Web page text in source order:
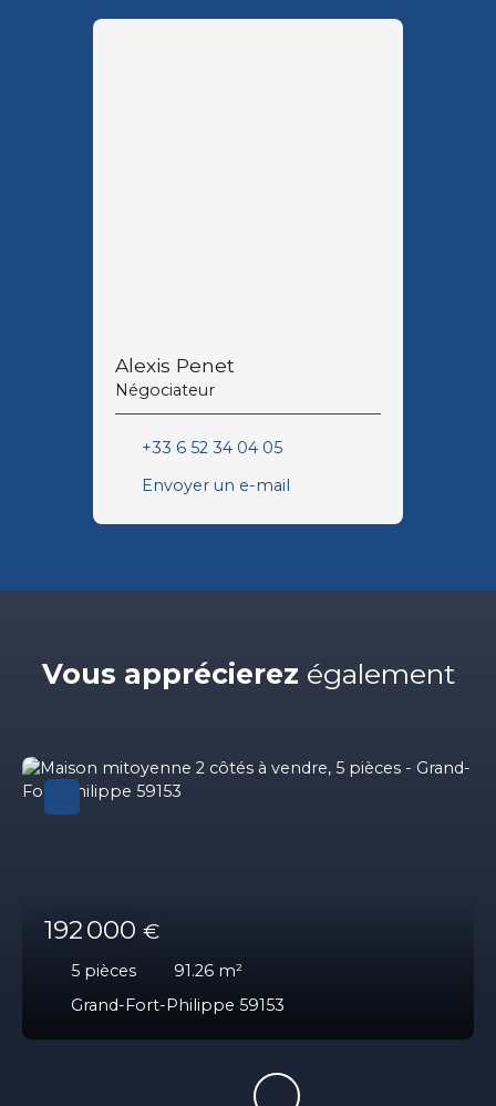
Alexis Penet
Négociateur
+33 6 52 34 04 05
Envoyer un e-mail
Vous apprécierez également
192 000 €
5 pièces 91.26 m²
Grand-Fort-Philippe 59153